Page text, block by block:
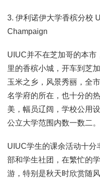
3. 伊利诺伊大学香槟分校
Champaign
UIUC并不在芝加哥的本市
里的香槟小城，开车到芝
玉米之乡，风景秀丽，全
名学府的所在，也十分的
美，幅员辽阔，学校公用
公立大学范围内数一数二。
UIUC学生的课余活动十
部和学生社团，在繁忙的
游，特别是秋天时欣赏随